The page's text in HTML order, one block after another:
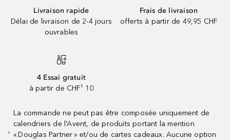
Livraison rapide
Délai de livraison de 2-4 jours
ouvrables
Frais de livraison
offerts à partir de 49,95 CHF
4 Essai gratuit
à partir de CHF¹ 10
¹
La commande ne peut pas être composée uniquement de
calendriers de l’Avent, de produits portant la mention
« Douglas Partner » et/ou de cartes cadeaux. Aucune option